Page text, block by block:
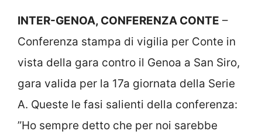
INTER-GENOA, CONFERENZA CONTE –
Conferenza stampa di vigilia per Conte in
vista della gara contro il Genoa a San Siro,
gara valida per la 17a giornata della Serie
A. Queste le fasi salienti della conferenza:
”Ho sempre detto che per noi sarebbe